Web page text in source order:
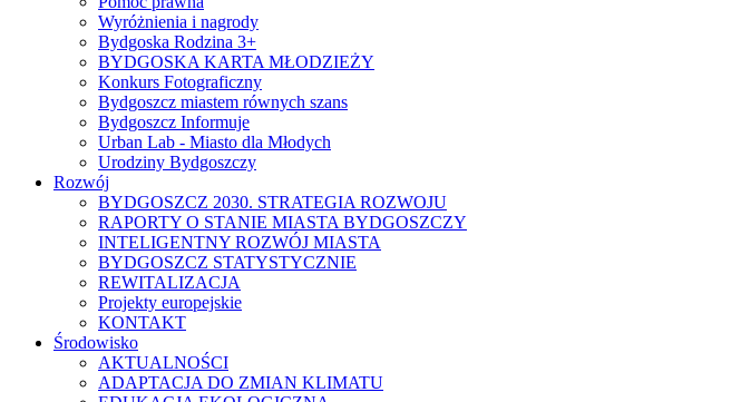
Wyróżnienia i nagrody
Bydgoska Rodzina 3+
BYDGOSKA KARTA MŁODZIEŻY
Konkurs Fotograficzny
Bydgoszcz miastem równych szans
Bydgoszcz Informuje
Urban Lab - Miasto dla Młodych
Urodziny Bydgoszczy
Rozwój
BYDGOSZCZ 2030. STRATEGIA ROZWOJU
RAPORTY O STANIE MIASTA BYDGOSZCZY
INTELIGENTNY ROZWÓJ MIASTA
BYDGOSZCZ STATYSTYCZNIE
REWITALIZACJA
Projekty europejskie
KONTAKT
Środowisko
AKTUALNOŚCI
ADAPTACJA DO ZMIAN KLIMATU